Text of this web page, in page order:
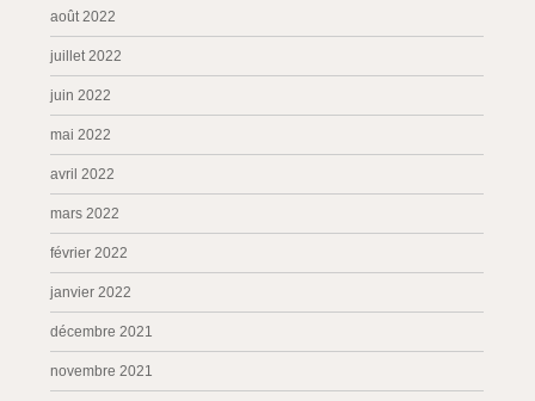
août 2022
juillet 2022
juin 2022
mai 2022
avril 2022
mars 2022
février 2022
janvier 2022
décembre 2021
novembre 2021